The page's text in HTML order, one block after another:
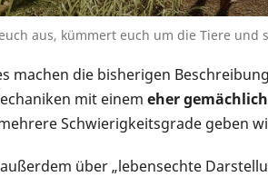
aus, kümmert euch um die Tiere und
machen die bisherigen
mit einem eher
Schwierigkeitsgrade geben
über „lebensechte